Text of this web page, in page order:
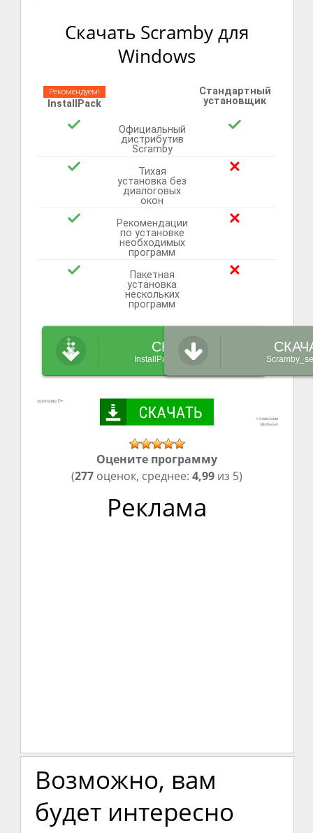
Скачать Scramby для
Windows
Рекомендуем!
InstallPack
Стандартный
установщик
Официальный
дистрибутив
Scramby
Тихая
установка без
диалоговых
окон
Рекомендации
по установке
необходимых
программ
Пакетная
установка
нескольких
программ
СКАЧАТЬ
InstallPack_Scramby.exe
Оцените программу
(277 оценок, среднее:4,99 из 5)
Реклама
Возможно, вам
будет интересно